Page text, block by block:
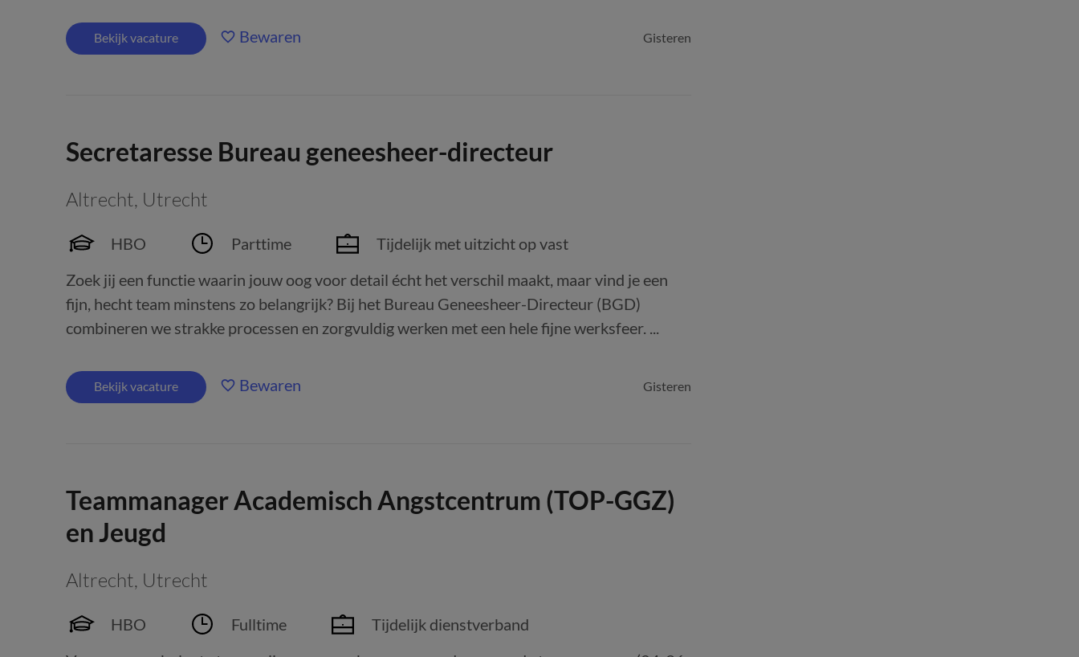
Bekijk vacature Bewaren Gisteren
Secretaresse Bureau geneesheer-directeur
Altrecht, Utrecht
HBO Parttime
Tijdelijk met uitzicht op vast
Zoek jij een functie waarin jouw oog voor detail écht het verschil maakt, maar vind je een
fijn, hecht team minstens zo belangrijk? Bij het Bureau Geneesheer-Directeur (BGD)
combineren we strakke processen en zorgvuldig werken met een hele fijne werksfeer. ...
Bekijk vacature Bewaren Gisteren
Teammanager Academisch Angstcentrum (TOP-GGZ)
en Jeugd
Altrecht, Utrecht
HBO Fulltime
Tijdelijk dienstverband